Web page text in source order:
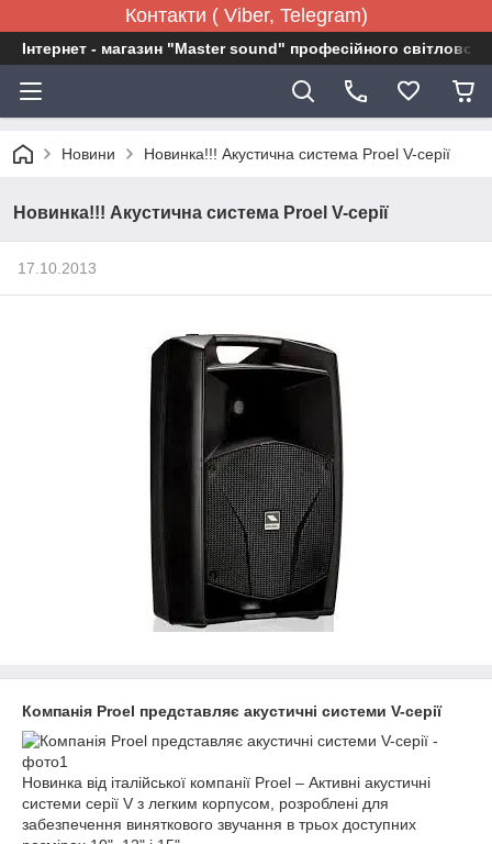
Контакти ( Viber, Telegram)
Інтернет - магазин "Master sound" професійного
Новини Новинка!!! Акустична система Proel V-серії
Новинка!!! Акустична система Proel V-серії
17.10.2013
Компанія Proel представляє акустичні системи V-серії
Новинка від італійської компанії Proel – Активні акустичні
системи серії V з легким корпусом, розроблені для
забезпечення виняткового звучання в трьох доступних